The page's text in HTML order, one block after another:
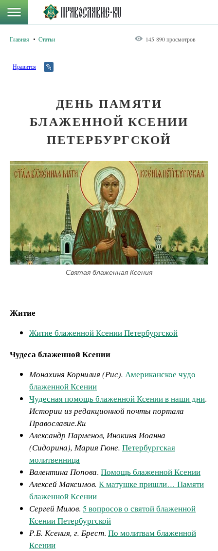
Главная Статьи 145 890 просмотров
Нравится
ДЕНЬ ПАМЯТИ
БЛАЖЕННОЙ КСЕНИИ
ПЕТЕРБУРГСКОЙ
Святая блаженная Ксения
Житие
Житие блаженной Ксении Петербургской
Чудеса блаженной Ксении
Монахиня Корнилия (Рис). Американское чудо
блаженной Ксении
Чудесная помощь блаженной Ксении в наши дни.
Истории из редакционной почты портала
Православие.Ru
Александр Парменов, Инокиня Иоанна
(Сидорина), Мария Гюне. Петербургская
молитвенница
Валентина Попова. Помощь блаженной Ксении
Алексей Максимов. К матушке пришли… Памяти
блаженной Ксении
Сергей Милов. 5 вопросов о святой блаженной
Ксении Петербургской
Р.Б. Ксения, г. Брест. По молитвам блаженной
Ксении